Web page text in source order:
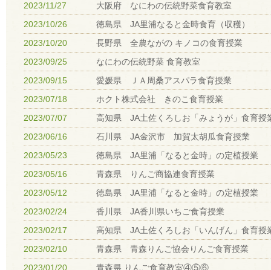
2023/11/27
大阪府 なにわの伝統野菜食育教室
2023/10/26
徳島県 JA里浦なると金時食育（収穫）
2023/10/20
長野県 全農ながの キノコの食育授業
2023/09/25
なにわの伝統野菜 食育教室
2023/09/15
愛媛県 ＪＡ周桑アスパラ食育授業
2023/07/18
ホクト株式会社 きのこ食育授業
2023/07/07
高知県 JA土佐くろしお「みょうが」食育授
2023/06/16
石川県 JA金沢市 加賀太胡瓜食育授業
2023/05/23
徳島県 JA里浦「なると金時」の定植授業
2023/05/16
青森県 りんご商協連食育授業
2023/05/12
徳島県 JA里浦「なると金時」の定植授業
2023/02/24
香川県 JA香川県いちご食育授業
2023/02/17
高知県 JA土佐くろしお「いんげん」食育授
2023/02/10
青森県 青森りんご協会りんご食育授業
2023/01/20
青森県 りんご食育教室④⑤⑥